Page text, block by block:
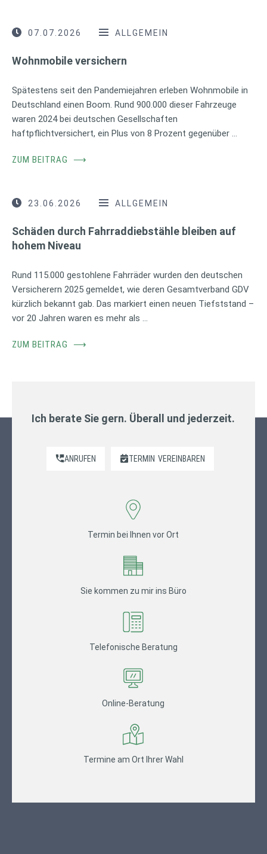
07.07.2026 ALLGEMEIN
Wohnmobile versichern
Spätestens seit den Pandemiejahren erleben Wohnmobile in
Deutschland einen Boom. Rund 900.000 dieser Fahrzeuge
waren 2024 bei deutschen Gesellschaften
haftpflichtversichert, ein Plus von 8 Prozent gegenüber …
ZUM BEITRAG ⟶
23.06.2026 ALLGEMEIN
Schäden durch Fahrraddiebstähle bleiben auf
hohem Niveau
Rund 115.000 gestohlene Fahrräder wurden den deutschen
Versicherern 2025 gemeldet, wie deren Gesamtverband GDV
kürzlich bekannt gab. Das markiert einen neuen Tiefststand –
vor 20 Jahren waren es mehr als …
ZUM BEITRAG ⟶
Ich berate Sie gern. Überall und jederzeit.
ANRUFEN TERMIN VEREINBAREN
Termin bei Ihnen vor Ort
Sie kommen zu mir ins Büro
Telefonische Beratung
Online-Beratung
Termine am Ort Ihrer Wahl